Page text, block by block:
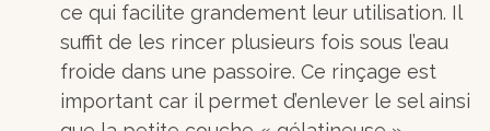
ce qui facilite grandement leur utilisation. Il
suffit de les rincer plusieurs fois sous l’eau
froide dans une passoire. Ce rinçage est
important car il permet d’enlever le sel ainsi